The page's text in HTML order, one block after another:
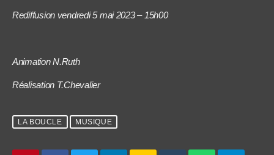
Rediffusion vendredi 5 mai 2023 – 15h00
Animation N.Ruth
Réalisation T.Chevalier
LA BOUCLE MUSIQUE